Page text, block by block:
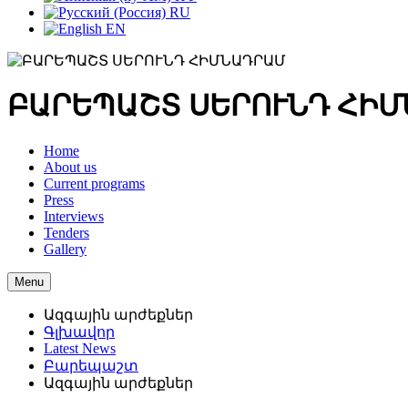
RU
EN
ԲԱՐԵՊԱՇՏ ՍԵՐՈՒՆԴ
Home
About us
Current programs
Press
Interviews
Tenders
Gallery
Menu
Ազգային արժեքներ
Գլխավոր
Latest News
Բարեպաշտ
Ազգային արժեքներ